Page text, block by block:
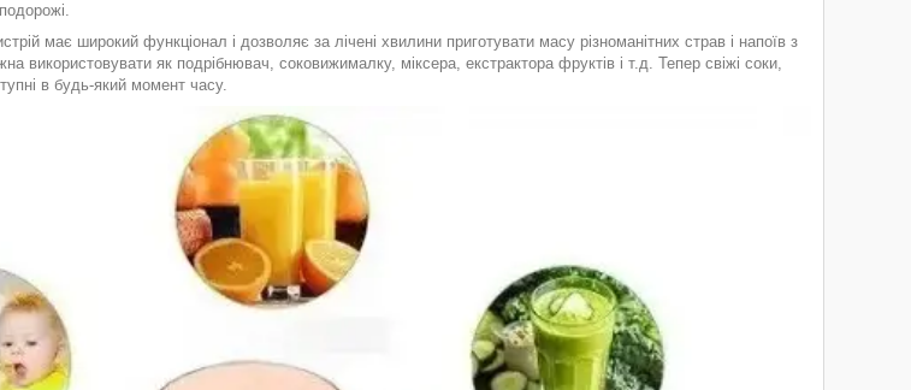
має широкий функціонал і дозволяє за лічені хвилини приготувати масу різноманітних страв і напоїв з
використовувати як подрібнювач, соковижималку, міксера, екстрактора фруктів і т.д. Тепер свіжі соки,
в будь-який момент часу.